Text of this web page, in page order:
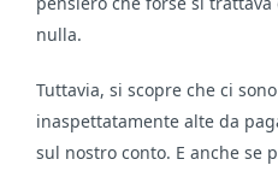
nulla.
Tuttavia, si scopre che ci
inaspettatamente alte da
sul nostro conto. E anche se